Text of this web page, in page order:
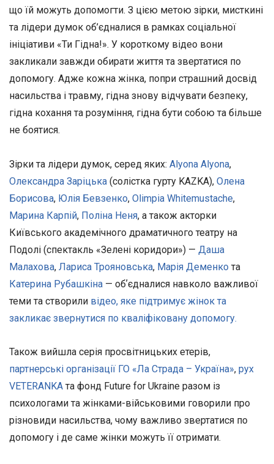
що їй можуть допомогти. З цією метою зірки, мисткині
та лідери думок об’єдналися в рамках соціальної
ініціативи «Ти Гідна!». У короткому відео вони
закликали завжди обирати життя та звертатися по
допомогу. Адже кожна жінка, попри страшний досвід
насильства і травму, гідна знову відчувати безпеку,
гідна кохання та розуміння, гідна бути собою та більше
не боятися.
Зірки та лідери думок, серед яких: Alyona Alyona,
Олександра Заріцька (солістка гурту KAZKA), Олена
Борисова, Юлія Бевзенко, Olimpia Whitemustache,
Марина Карпій, Поліна Неня, а також акторки
Київського академічного драматичного театру на
Подолі (спектакль «Зелені коридори») — Даша
Малахова, Лариса Трояновська, Марія Деменко та
Катерина Рубашкіна — обʼєдналися навколо важливої
теми та створили відео, яке підтримує жінок та
закликає звернутися по кваліфіковану допомогу.
Також вийшла серія просвітницьких етерів,
партнерські організації ГО «Ла Страда – Україна», рух
VETERANKA та фонд Future for Ukraine разом із
психологами та жінками-військовими говорили про
різновиди насильства, чому важливо звертатися по
допомогу і де саме жінки можуть її отримати.